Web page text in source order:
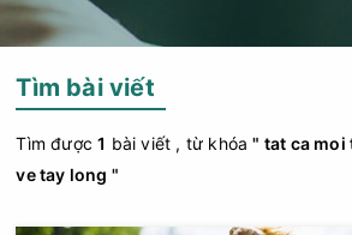
Tìm bài viết
Tìm được1 bài viết , từ khóa" tat ca moi
ve tay long "